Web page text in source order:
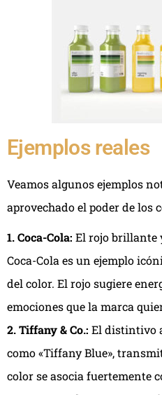
Ejemplos reales
Veamos algunos ejemplos
aprovechado el poder de los
1. Coca-Cola: El rojo brillante
Coca-Cola es un ejemplo
del color. El rojo sugiere
emociones que la marca
2. Tiffany & Co.: El distintivo
como «Tiffany Blue»,
color se asocia fuertemente